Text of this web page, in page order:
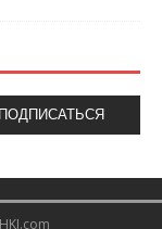
ПОДПИСАТЬСЯ